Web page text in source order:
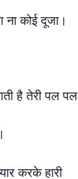
ना कोई दूजा।
है तेरी पल पल
करके हारी